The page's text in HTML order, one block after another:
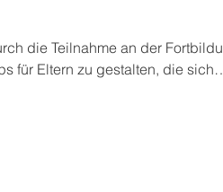
die Teilnahme an der
für Eltern zu gestalten, die